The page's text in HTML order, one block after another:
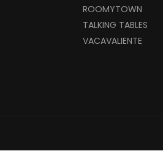
ROOMYTOWN
TALKING TABLES
VACAVALIENTE